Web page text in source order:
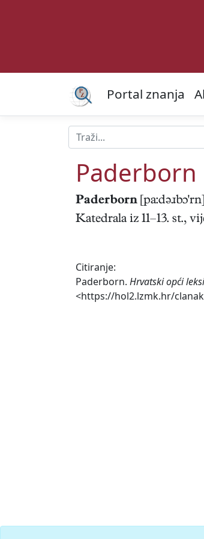
Portal znanja
Paderborn
Paderborn
Katedrala iz 11–13. st.,
Citiranje:
Paderborn. Hrvatski opći
<https://hol2.lzmk.hr/